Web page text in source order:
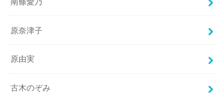
原奈津子
原由実
古木のぞみ